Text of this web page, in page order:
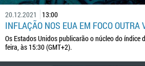
20.12.2021 13:00
INFLAÇÃO NOS EUA EM FOCO OUTRA
Os Estados Unidos publicarão o núcleo do índice
feira, às 15:30 (GMT+2).